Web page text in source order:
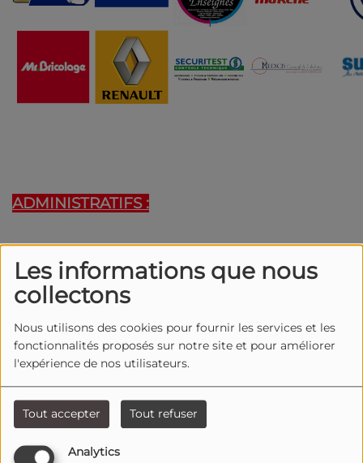
Les informations que nous
collectons
Nous utilisons des cookies pour fournir les services et les
fonctionnalités proposés sur notre site et pour améliorer
l'expérience de nos utilisateurs.
Tout accepter Tout refuser
Analytics
ADMINISTRATIFS :